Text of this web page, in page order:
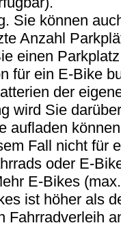
Sie können
Anzahl
einen
für ein E-Bike
der
wird Sie
aufladen
Fall nicht für
oder E-
E-Bikes
ist höher als
Fahrradverleih